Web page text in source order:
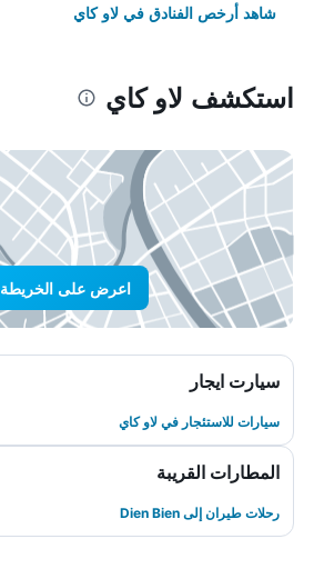
شاهد أرخص الفنادق في لاو كاي
استكشف لاو كاي
اعرض على الخريطة
سيارت ايجار
سيارات للاستئجار في لاو كاي
المطارات القريبة
رحلات طيران إلى Dien Bien